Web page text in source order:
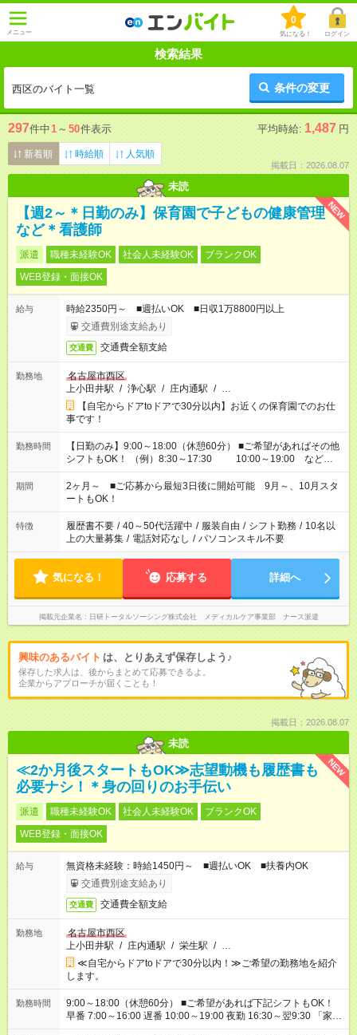
メニュー
0
気になる！ ログイン
検索結果
西区のバイト一覧 条件の変更
297件中1 ～ 50件表示 平均時給: 1,487 円
新着順 時給順 人気順
掲載日：2026.08.07
未読
NEW
【週2～＊日勤のみ】保育園で子どもの健康管理
など＊看護師
派遣 職種未経験OK 社会人未経験OK
ブランクOK
WEB登録・面接OK
給与
時給2350円～ ■週払いOK ■日収1万8800円以上
交通費別途支給あり
交通費 交通費全額支給
勤務地
名古屋市西区
上小田井駅 / 浄心駅 / 庄内通駅 / …
【自宅からドアtoドアで30分以内】お近くの保育園でのお仕
事です！
勤務時間
【日勤のみ】9:00～18:00（休憩60分） ■ご希望があればその他
シフトもOK！ （例）8:30～17:30 10:00～19:00 など
「家族とお休みを合わせたい」 「余裕を持って夕飯の準備がし
たい」 「できれば残業はしたくない」 など、ご希望があれば教
えてくださいね。 ※Wワーク希望の方へ 今ご覧のお仕事で希望
する勤務時間と、もう1つのお仕事の勤務時間。 合計で週40時
間を超える場合は応募できません
期間
2ヶ月～ ■ご応募から最短3日後に開始可能 9月～、10月スタ
ートもOK！
特徴 履歴書不要 / 40～50代活躍中 / 服装自由 / シフト勤務 / 10名以
上の大量募集 / 電話対応なし / パソコンスキル不要
気になる！ 応募する 詳細へ
掲載元企業名 日研トータルソーシング株式会社 メディカルケア事業部 ナース派遣
興味のあるバイト は、とりあえず保存しよう♪
保存した求人は、後からまとめて応募できるよ。
企業からアプローチが届くことも！
掲載日：2026.08.07
未読
NEW
≪2か月後スタートもOK≫志望動機も履歴書も
必要ナシ！＊身の回りのお手伝い
派遣 職種未経験OK 社会人未経験OK
ブランクOK
WEB登録・面接OK
給与
無資格未経験：時給1450円～ ■週払いOK ■扶養内OK
交通費別途支給あり
交通費 交通費全額支給
勤務地
名古屋市西区
上小田井駅 / 庄内通駅 / 栄生駅 / …
≪自宅からドアtoドアで30分以内！≫ご希望の勤務地を紹介
します。
勤務時間
9:00～18:00（休憩60分） ■ご希望があれば下記シフトもOK！
早番 7:00～16:00 遅番 10:00～19:00 夜勤 16:30～翌9:30 「家族
と休みを合わせたい」 「余裕を持って夕飯の準備がしたい」